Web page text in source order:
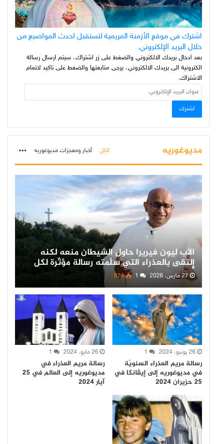
اشترك في موقع الأزمنة المريمية لتستقبل احدث المواضيع من
خلال البريد الإلكتروني.
بعد ادخال بريدك الالكتروني والضغط على زر اشتراك، سيتم ارسال رسالة
الكترونية الى بريدك الالكتروني، يرجى متابعتها والضغط على تاكيد لاتمام
الاشتراك.
عنوان
الإلكتروني
اشترك
مديوغوريه الكل أخبار ومعجزات مديوغوريه More
الأب ليون فيريرا حاول الشيطان منعه لكنه
إلتقى بالعذراء التي سلّمته رسالة مؤثّرة لكل
أولادها!
27 مارس، 2026 1
974
26 يونيو، 2024 1
رسالة مريم العذراء السنويّة
في مديوغوريه إلى إيڤانكا في
25 حزيران 2024
26 مايو، 2024 1
رسالة مريم العذراء في
مديوغوريه إلى العالم في 25
آيار 2024